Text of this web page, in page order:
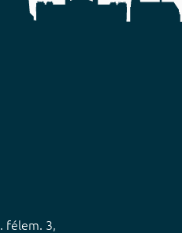
félem. 3,